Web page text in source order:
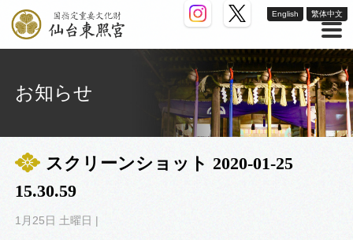
English 繁体中文
お知らせ
スクリーンショット 2020-01-25
15.30.59
1月25日 土曜日 |